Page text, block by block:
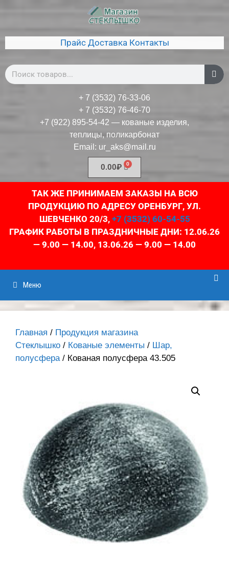
Прайс Доставка Контакты
+ 7 (3532) 76-33-06
+ 7 (3532) 76-46-70
+7 (922) 895-54-42 — кованые изделия,
теплицы, поликарбонат
Email: ur_aks@mail.ru
0.00₽
ТАК ЖЕ ПРИНИМАЕМ ЗАКАЗЫ НА ВСЮ
ПРОДУКЦИЮ ПО АДРЕСУ ОРЕНБУРГ, УЛ.
ШЕВЧЕНКО 20/3, +7 (3532) 60-54-55
ГРАФИК РАБОТЫ В ПРАЗДНИЧНЫЕ ДНИ: 12.06.26
— 9.00 — 14.00, 13.06.26 — 9.00 — 14.00
Меню
Главная / Продукция магазина
Стеклышко / Кованые элементы / Шар,
полусфера / Кованая полусфера 43.505